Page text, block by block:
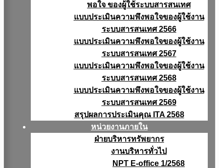
พอใจ ของผู้ใช้ระบบสารสนเทศ
แบบประเมินความพึงพอใจของผู้ใช้งาน
ระบบสารสนเทศ 2566
แบบประเมินความพึงพอใจของผู้ใช้งาน
ระบบสารสนเทศ 2567
แบบประเมินความพึงพอใจของผู้ใช้งาน
ระบบสารสนเทศ 2568
แบบประเมินความพึงพอใจของผู้ใช้งาน
ระบบสารสนเทศ 2569
สรุปผลการประเมินคุณ ITA 2568
หน่วยงานภายใน
ฝ่ายบริหารทรัพยากร
งานบริหารทั่วไป
NPT E-office 1/2568